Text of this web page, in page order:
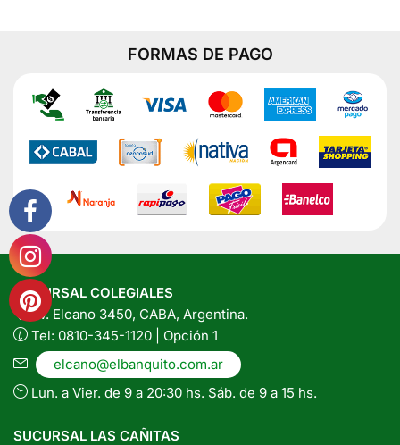
FORMAS DE PAGO
SUCURSAL COLEGIALES
Av. Elcano 3450, CABA, Argentina.
Tel: 0810-345-1120 | Opción 1
elcano@elbanquito.com.ar
Lun. a Vier. de 9 a 20:30 hs. Sáb. de 9 a 15 hs.
SUCURSAL LAS CAÑITAS